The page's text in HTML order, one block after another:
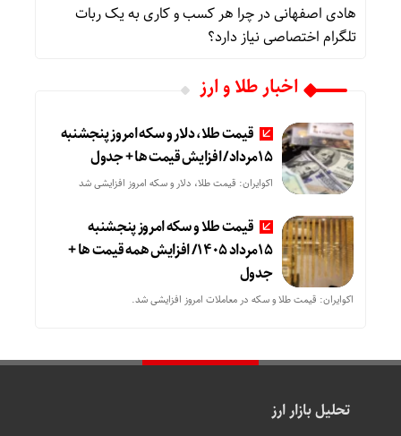
هادی اصفهانیدرچرا هر کسب‌ و کاری به یک ربات
تلگرام اختصاصی نیاز دارد؟
اخبار طلا و ارز
قیمت طلا، دلار و سکه امروز پنجشنبه
15مرداد/ افزایش قیمت ها + جدول
اکوایران: قیمت طلا، دلار و سکه امروز افزایشی شد
قیمت طلا و سکه امروز پنجشنبه
15مرداد 1405/ افزایش همه قیمت ها +
جدول
اکوایران: قیمت طلا و سکه در معاملات امروز افزایشی شد.
تحلیل بازار ارز